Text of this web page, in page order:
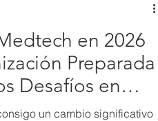
en 2026
Preparada
Desafíos en
y Salud?
un cambio significativo